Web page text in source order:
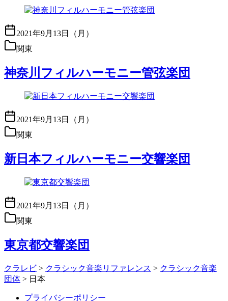
2021年9月13日（月）
関東
神奈川フィルハーモニー管弦楽団
2021年9月13日（月）
関東
新日本フィルハーモニー交響楽団
2021年9月13日（月）
関東
東京都交響楽団
クラレビ > クラシック音楽リファレンス > クラシック音楽
団体 > 日本
プライバシーポリシー